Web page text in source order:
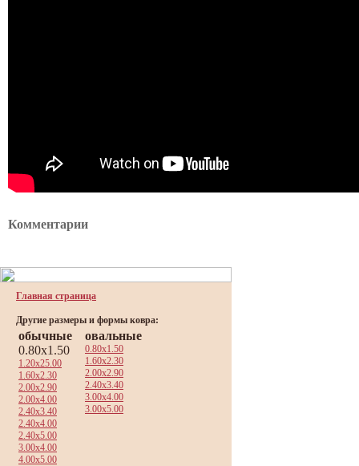
Комментарии
Главная страница
Другие размеры и формы ковра:
обычные
0.80x1.50
1.20x25.00
1.60x2.30
2.00x2.90
2.00x4.00
2.40x3.40
2.40x4.00
2.40x5.00
3.00x4.00
4.00x5.00
овальные
0.80x1.50
1.60x2.30
2.00x2.90
2.40x3.40
3.00x4.00
3.00x5.00